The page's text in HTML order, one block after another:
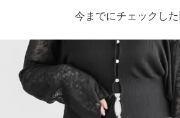
今までにチェックし